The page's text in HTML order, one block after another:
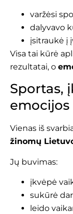
varžėsi
dalyvavo
įsitraukė į
Visa tai kūrė
rezultatai, o
Sportas,
emocijos
Vienas iš
žinomų
Jų buvimas:
įkvėpė
sukūrė
leido